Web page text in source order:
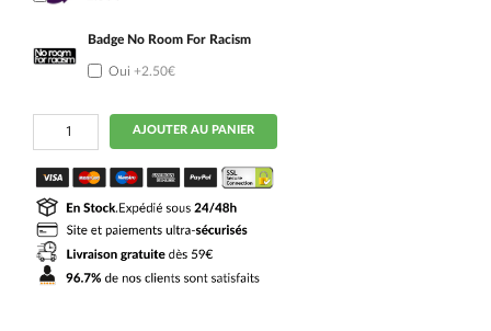
Badge No Room For Racism
Oui +2.50€
quantité
Maillot
Crystal
Palace
Exterieur
2025
2026
AJOUTER AU PANIER